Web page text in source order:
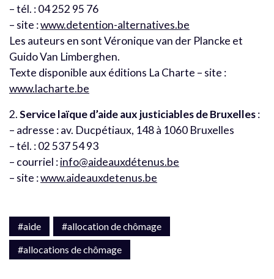
– tél. : 04 252 95 76
– site :www.detention-alternatives.be
Les auteurs en sont Véronique van der Plancke et
Guido Van Limberghen.
Texte disponible aux éditions La Charte – site :
www.lacharte.be
2.Service laïque d’aide aux justiciables de Bruxelles:
– adresse : av. Ducpétiaux, 148 à 1060 Bruxelles
– tél. : 02 537 54 93
– courriel :info@aideauxdétenus.be
– site :www.aideauxdetenus.be
#aide
#allocation de chômage
#allocations de chômage